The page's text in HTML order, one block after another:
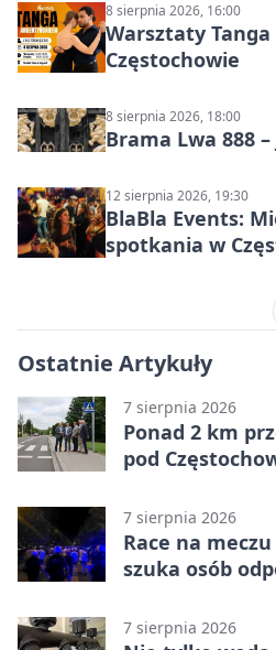
8 sierpnia 2026, 16:00
Warsztaty
Częstochowie
8 sierpnia 2026, 18:00
Brama Lwa 888
12 sierpnia 2026, 19:30
BlaBla Events:
spotkania w
Ostatnie Artykuły
7 sierpnia 2026
Ponad 2 km
pod
7 sierpnia 2026
Race na
szuka osób
7 sierpnia 2026